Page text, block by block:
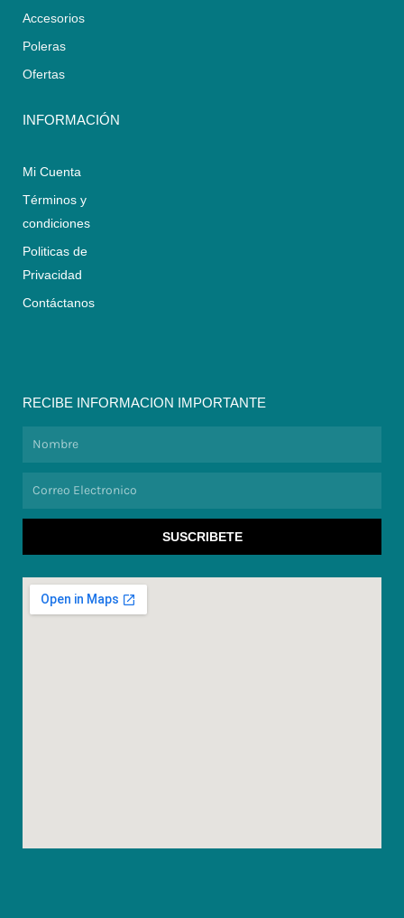
Accesorios
Poleras
Ofertas
INFORMACIÓN
Mi Cuenta
Términos y
condiciones
Politicas de
Privacidad
Contáctanos
RECIBE INFORMACION IMPORTANTE
SUSCRIBETE